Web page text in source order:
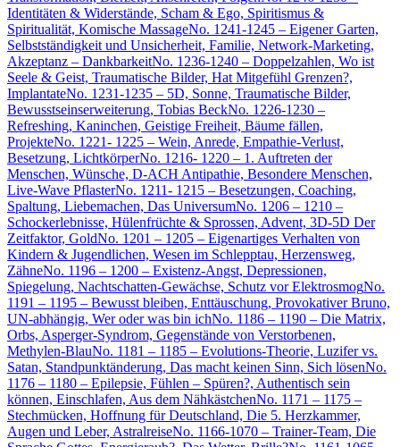
Identitäten & Widerstände, Scham & Ego, Spiritismus &
Spiritualität, Komische MassageNo. 1241-1245 – Eigener Garten,
Selbstständigkeit und Unsicherheit, Familie, Network-Marketing,
Akzeptanz – DankbarkeitNo. 1236-1240 – Doppelzahlen, Wo ist
Seele & Geist, Traumatische Bilder, Hat Mitgefühl Grenzen?,
ImplantateNo. 1231-1235 – 5D, Sonne, Traumatische Bilder,
Bewusstseinserweiterung, Tobias BeckNo. 1226-1230 –
Refreshing, Kaninchen, Geistige Freiheit, Bäume fällen,
ProjekteNo. 1221- 1225 – Wein, Anrede, Empathie-Verlust,
Besetzung, LichtkörperNo. 1216- 1220 – 1. Auftreten der
Menschen, Wünsche, D-ACH Antipathie, Besondere Menschen,
Live-Wave PflasterNo. 1211- 1215 – Besetzungen, Coaching,
Spaltung, Liebemachen, Das UniversumNo. 1206 – 1210 –
Schockerlebnisse, Hülenfrüchte & Sprossen, Advent, 3D-5D Der
Zeitfaktor, GoldNo. 1201 – 1205 – Eigenartiges Verhalten von
Kindern & Jugendlichen, Wesen im Schlepptau, Herzensweg,
ZähneNo. 1196 – 1200 – Existenz-Angst, Depressionen,
Spiegelung, Nachtschatten-Gewächse, Schutz vor ElektrosmogNo.
1191 – 1195 – Bewusst bleiben, Enttäuschung, Provokativer Bruno,
UN-abhängig, Wer oder was bin ichNo. 1186 – 1190 – Die Matrix,
Orbs, Asperger-Syndrom, Gegenstände von Verstorbenen,
Methylen-BlauNo. 1181 – 1185 – Evolutions-Theorie, Luzifer vs.
Satan, Standpunktänderung, Das macht keinen Sinn, Sich lösenNo.
1176 – 1180 – Epilepsie, Fühlen – Spüren?, Authentisch sein
können, Einschlafen, Aus dem NähkästchenNo. 1171 – 1175 –
Stechmücken, Hoffnung für Deutschland, Die 5. Herzkammer,
Augen und Leber, AstralreiseNo. 1166-1070 – Trainer-Team, Die